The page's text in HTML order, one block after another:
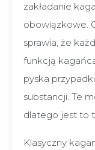
zakładanie
obowiązkowe.
sprawia, że
funkcją
pyska
substancji. Te
dlatego jest to
Klasyczny